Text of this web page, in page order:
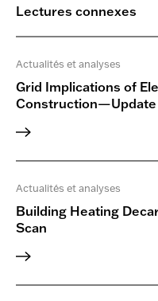
avec
Lectures connexes
Actualités et analyses
Grid Implications of
Construction—Update
Actualités et analyses
Building Heating
Scan